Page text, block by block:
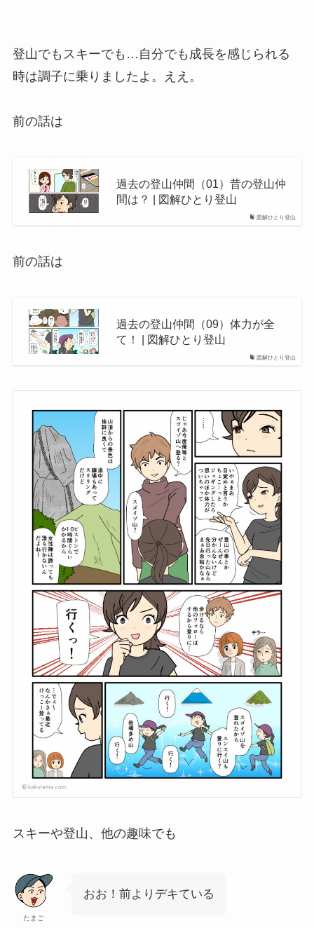
登山でもスキーでも…自分でも成長を感じられる
時は調子に乗りましたよ。ええ。
前の話は
図解ひとり登山
過去の登山仲間（01）昔の登山仲
間は？ | 図解ひとり登山
前の話は
図解ひとり登山
過去の登山仲間（09）体力が全
て！ | 図解ひとり登山
スキーや登山、他の趣味でも
たまご
おお！前よりデキている